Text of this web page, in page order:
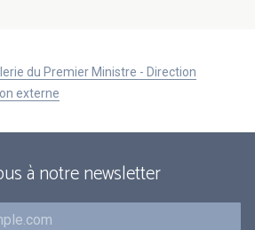
du Premier Ministre - Direction
externe
à notre newsletter